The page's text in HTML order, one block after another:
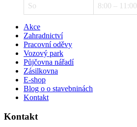
So 8:00 – 11:00
Akce
Zahradnictví
Pracovní oděvy
Vozový park
Půjčovna nářadí
Zásilkovna
E-shop
Blog o o stavebninách
Kontakt
Kontakt